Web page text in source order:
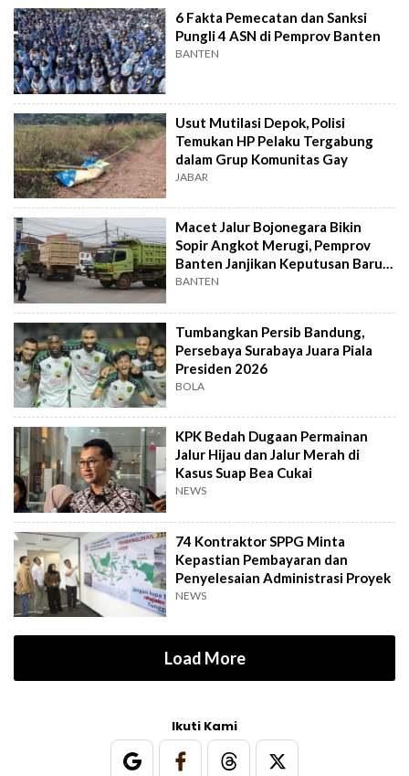
6 Fakta Pemecatan dan Sanksi
Pungli 4 ASN di Pemprov Banten
BANTEN
Usut Mutilasi Depok, Polisi
Temukan HP Pelaku Tergabung
dalam Grup Komunitas Gay
JABAR
Macet Jalur Bojonegara Bikin
Sopir Angkot Merugi, Pemprov
Banten Janjikan Keputusan Baru 4
Hari Lagi
BANTEN
Tumbangkan Persib Bandung,
Persebaya Surabaya Juara Piala
Presiden 2026
BOLA
KPK Bedah Dugaan Permainan
Jalur Hijau dan Jalur Merah di
Kasus Suap Bea Cukai
NEWS
74 Kontraktor SPPG Minta
Kepastian Pembayaran dan
Penyelesaian Administrasi Proyek
NEWS
Load More
Ikuti Kami